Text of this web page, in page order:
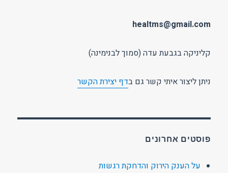
healtms@gmail.com
קליניקה בגבעת עדה (סמוך לבנימינה)
ניתן ליצור איתי קשר גם בדף יצירת הקשר
פוסטים אחרונים
על הענק הירוק והדחקת רגשות